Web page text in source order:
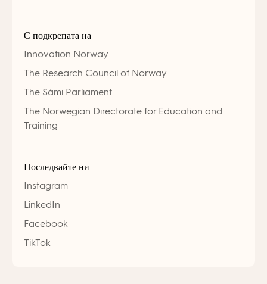
С подкрепата на
Innovation Norway
The Research Council of Norway
The Sámi Parliament
The Norwegian Directorate for Education and
Training
Последвайте ни
Instagram
LinkedIn
Facebook
TikTok